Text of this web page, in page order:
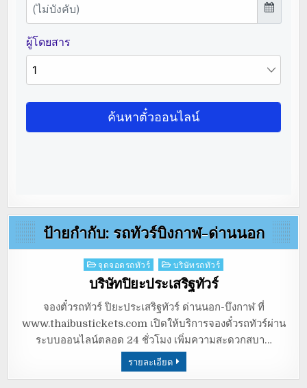
ป้ายกำกับ: รถทัวร์บิงกาฬ-ด่านนอก
Posted
in
จุดจอดรถทัวร์ บริษัทรถทัวร์
บริษัทปิยะประเสริฐทัวร์
จองตั๋วรถทัวร์ ปิยะประเสริฐทัวร์ ด่านนอก-บึงกาฬ ที่
www.thaibustickets.com เปิดให้บริการจองตั๋วรถทัวร์ผ่าน
ระบบออนไลน์ตลอด 24 ชั่วโมง เพิ่มความสะดวกสบา…
รายละเอียด